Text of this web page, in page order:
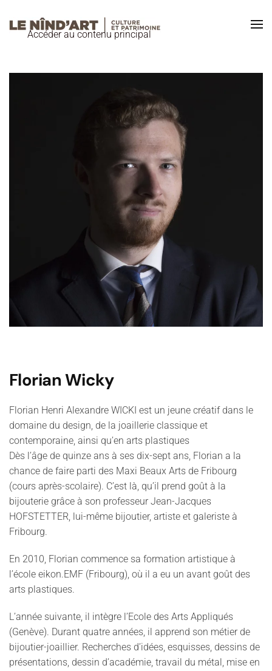
Accéder au contenu principal
Florian Wicky
Florian Henri Alexandre WICKI est un jeune créatif dans le
domaine du design, de la joaillerie classique et
contemporaine, ainsi qu’en arts plastiques
Dès l’âge de quinze ans à ses dix-sept ans, Florian a la
chance de faire parti des Maxi Beaux Arts de Fribourg
(cours après-scolaire). C’est là, qu’il prend goût à la
bijouterie grâce à son professeur Jean-Jacques
HOFSTETTER, lui-même bijoutier, artiste et galeriste à
Fribourg.
En 2010, Florian commence sa formation artistique à
l’école eikon.EMF (Fribourg), où il a eu un avant goût des
arts plastiques.
L’année suivante, il intègre l’Ecole des Arts Appliqués
(Genève). Durant quatre années, il apprend son métier de
bijoutier-joaillier. Recherches d’idées, esquisses, dessins de
présentations, dessin d’académie, travail du métal, mise en